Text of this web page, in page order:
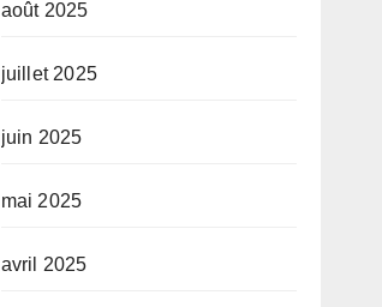
août 2025
juillet 2025
juin 2025
mai 2025
avril 2025